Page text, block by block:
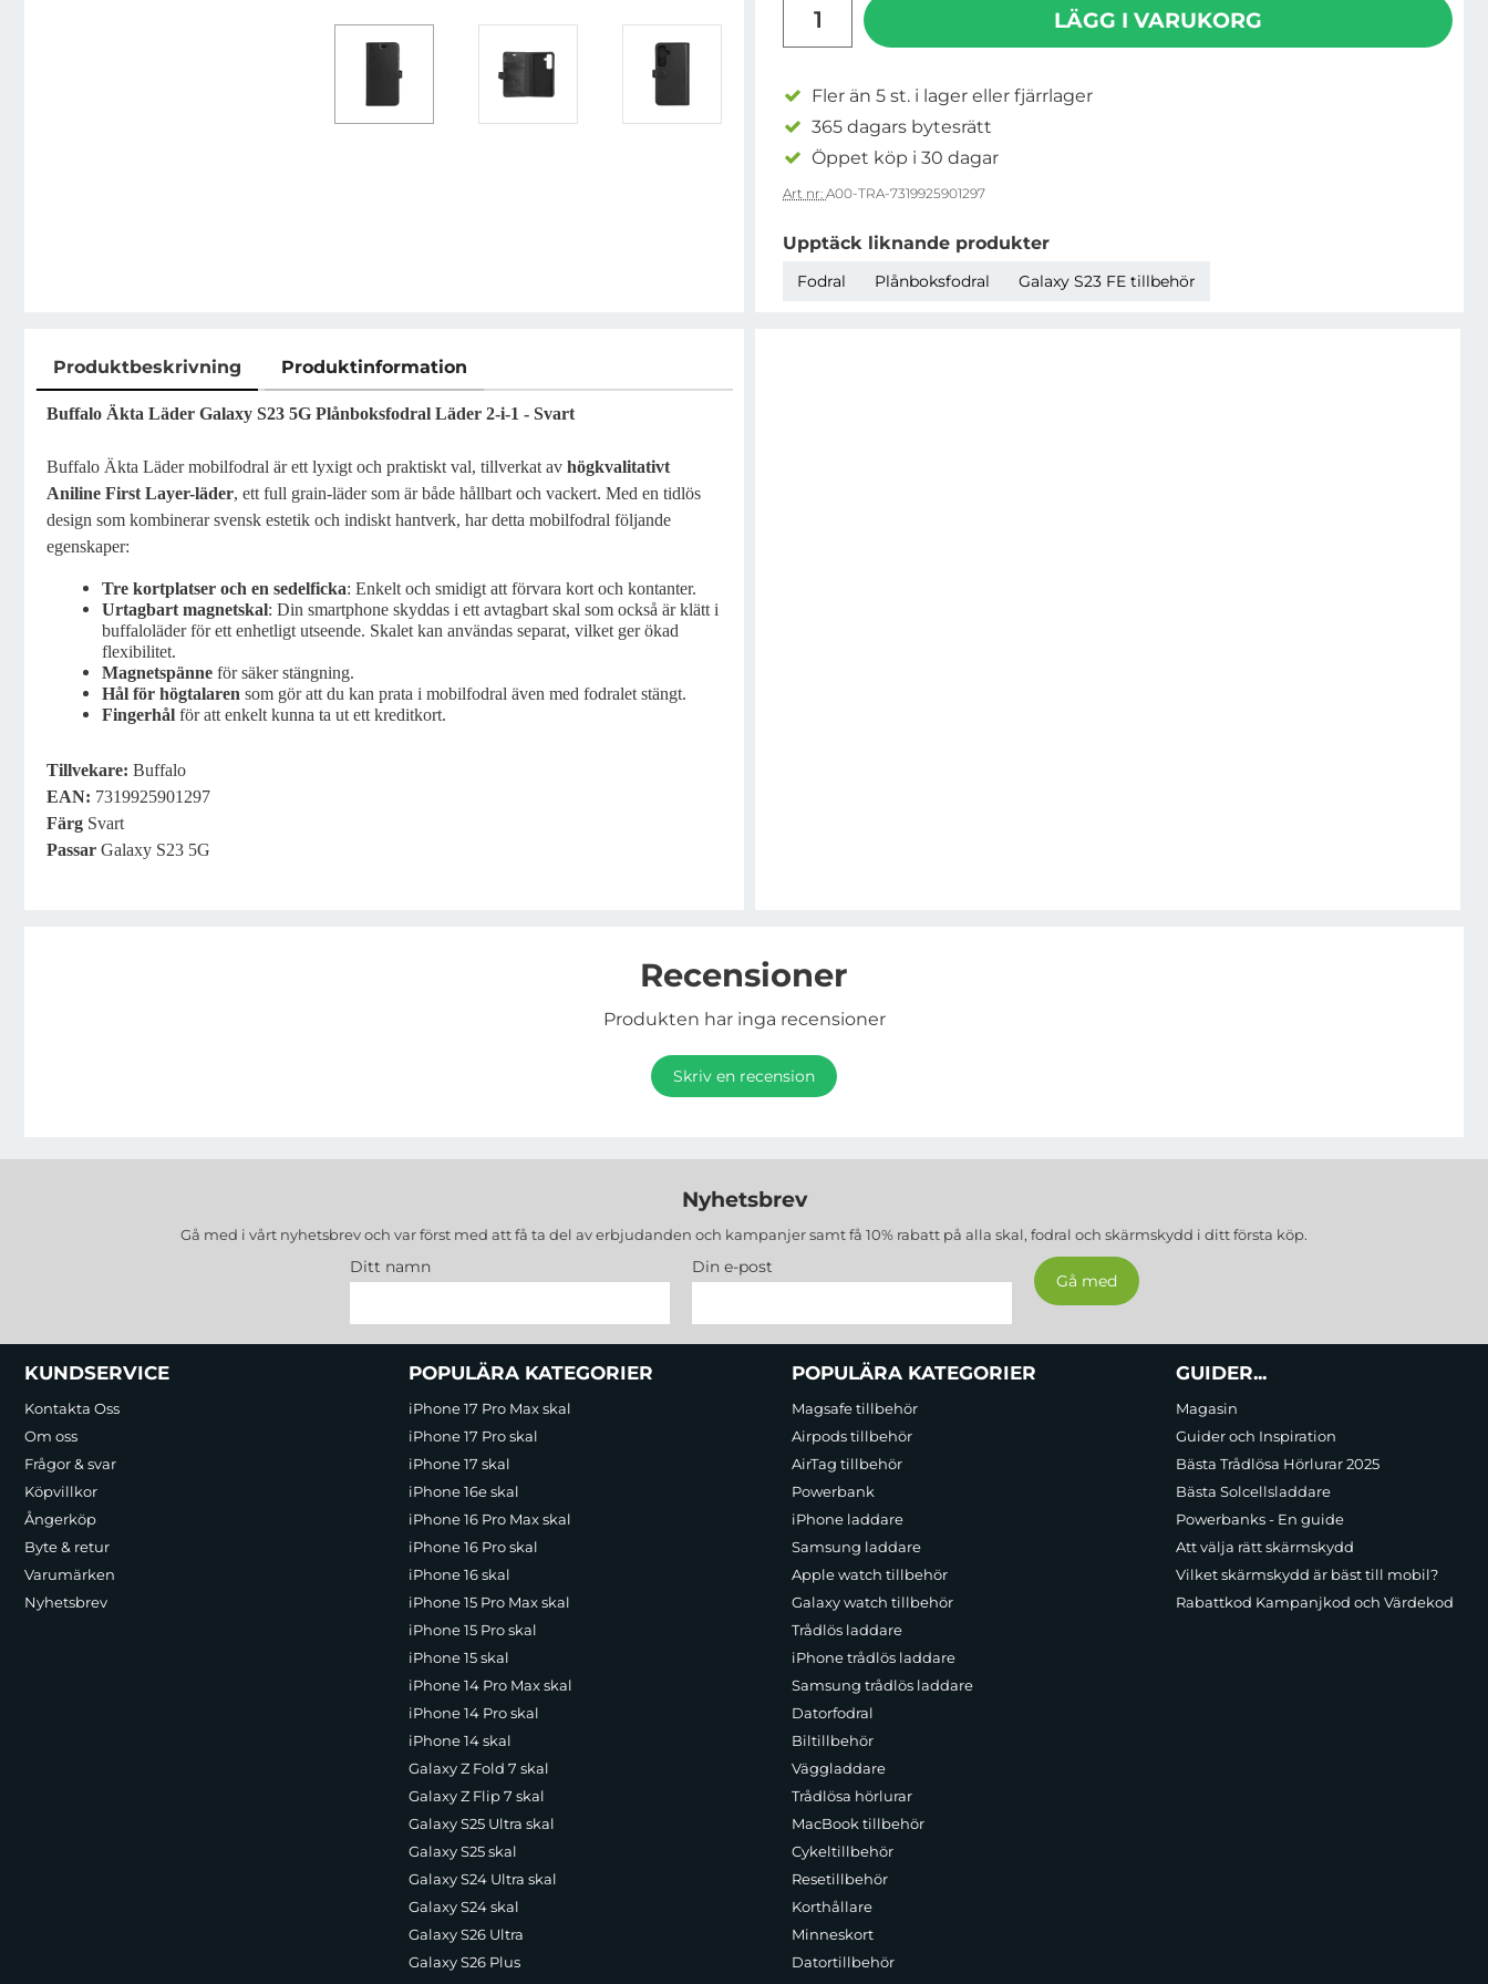
LÄGG I VARUKORG
Fler än 5 st. i lager eller fjärrlager
365 dagars bytesrätt
Öppet köp i 30 dagar
Art nr: A00-TRA-7319925901297
Upptäck liknande produkter
Fodral Plånboksfodral Galaxy S23 FE tillbehör
Produktbeskrivning Produktinformation
Produktbeskrivning
Buffalo Äkta Läder Galaxy S23 5G Plånboksfodral Läder 2-i-1 - Svart
Buffalo Äkta Läder mobilfodral är ett lyxigt och praktiskt val, tillverkat av högkvalitativt
Aniline First Layer-läder, ett full grain-läder som är både hållbart och vackert. Med en tidlös
design som kombinerar svensk estetik och indiskt hantverk, har detta mobilfodral följande
egenskaper:
Tre kortplatser och en sedelficka: Enkelt och smidigt att förvara kort och kontanter.
Urtagbart magnetskal: Din smartphone skyddas i ett avtagbart skal som också är klätt i
buffaloläder för ett enhetligt utseende. Skalet kan användas separat, vilket ger ökad
flexibilitet.
Magnetspänne för säker stängning.
Hål för högtalaren som gör att du kan prata i mobilfodral även med fodralet stängt.
Fingerhål för att enkelt kunna ta ut ett kreditkort.
Tillvekare: Buffalo
EAN: 7319925901297
Färg Svart
Passar Galaxy S23 5G
Recensioner
Produkten har inga recensioner
Skriv en recension
Nyhetsbrev
Gå med i vårt nyhetsbrev och var först med att få ta del av erbjudanden och kampanjer samt få 10% rabatt på alla skal, fodral och skärmskydd i ditt första köp.
Ditt namn Din e-post
Sidfot Blandad info och länkar
KUNDSERVICE
Kontakta Oss
Om oss
Frågor & svar
Köpvillkor
Ångerköp
Byte & retur
Varumärken
Nyhetsbrev
POPULÄRA KATEGORIER
iPhone 17 Pro Max skal
iPhone 17 Pro skal
iPhone 17 skal
iPhone 16e skal
iPhone 16 Pro Max skal
iPhone 16 Pro skal
iPhone 16 skal
iPhone 15 Pro Max skal
iPhone 15 Pro skal
iPhone 15 skal
iPhone 14 Pro Max skal
iPhone 14 Pro skal
iPhone 14 skal
Galaxy Z Fold 7 skal
Galaxy Z Flip 7 skal
Galaxy S25 Ultra skal
Galaxy S25 skal
Galaxy S24 Ultra skal
Galaxy S24 skal
Galaxy S26 Ultra
Galaxy S26 Plus
POPULÄRA KATEGORIER
Magsafe tillbehör
Airpods tillbehör
AirTag tillbehör
Powerbank
iPhone laddare
Samsung laddare
Apple watch tillbehör
Galaxy watch tillbehör
Trådlös laddare
iPhone trådlös laddare
Samsung trådlös laddare
Datorfodral
Biltillbehör
Väggladdare
Trådlösa hörlurar
MacBook tillbehör
Cykeltillbehör
Resetillbehör
Korthållare
Minneskort
Datortillbehör
GUIDER...
Magasin
Guider och Inspiration
Bästa Trådlösa Hörlurar 2025
Bästa Solcellsladdare
Powerbanks - En guide
Att välja rätt skärmskydd
Vilket skärmskydd är bäst till mobil?
Rabattkod Kampanjkod och Värdekod